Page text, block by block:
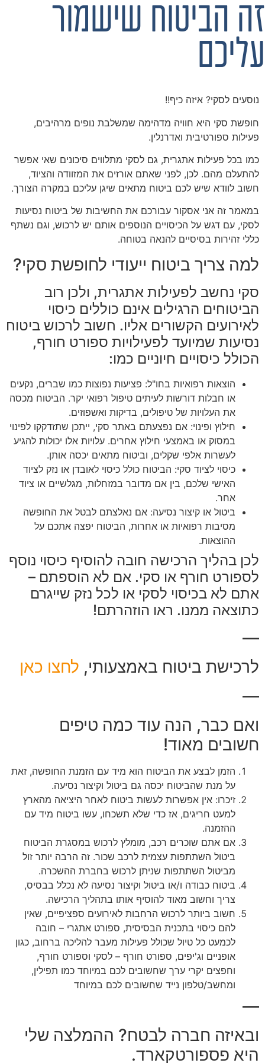
זה הביטוח שישמור
עליכם
נוסעים לסקי? איזה כיף!!
חופשת סקי היא חוויה מדהימה שמשלבת נופים מרהיבים,
פעילות ספורטיבית ואדרנלין.
כמו בכל פעילות אתגרית, גם לסקי מתלווים סיכונים שאי אפשר
להתעלם מהם. לכן, לפני שאתם אורזים את המזוודה והציוד,
חשוב לוודא שיש לכם ביטוח מתאים שיגן עליכם במקרה הצורך.
במאמר זה אני אסקור עבורכם את החשיבות של ביטוח נסיעות
לסקי, עם דגש על הכיסויים הנוספים אותם יש לרכוש, וגם נשתף
כללי זהירות בסיסיים להנאה בטוחה.
למה צריך ביטוח ייעודי לחופשת סקי?
סקי נחשב לפעילות אתגרית, ולכן רוב
הביטוחים הרגילים אינם כוללים כיסוי
לאירועים הקשורים אליו. חשוב לרכוש ביטוח
נסיעות שמיועד לפעילויות ספורט חורף,
הכולל כיסויים חיוניים כמו:
הוצאות רפואיות בחו"ל: פציעות נפוצות כמו שברים, נקעים
או חבלות דורשות לעיתים טיפול רפואי יקר. הביטוח מכסה
את העלויות של טיפולים, בדיקות ואשפוזים.
חילוץ ופינוי: אם נפצעתם באתר סקי, ייתכן שתזדקקו לפינוי
במסוק או באמצעי חילוץ אחרים. עלויות אלו יכולות להגיע
לעשרות אלפי שקלים, וביטוח מתאים יכסה אותן.
כיסוי לציוד סקי: הביטוח כולל כיסוי לאובדן או נזק לציוד
האישי שלכם, בין אם מדובר במזחלות, מגלשיים או ציוד
אחר.
ביטול או קיצור נסיעה: אם נאלצתם לבטל את החופשה
מסיבות רפואיות או אחרות, הביטוח יפצה אתכם על
ההוצאות.
לכן בהליך הרכישה חובה להוסיף כיסוי נוסף
לספורט חורף או סקי. אם לא הוספתם –
אתם לא בכיסוי לסקי או לכל נזק שייגרם
כתוצאה ממנו. ראו הוזהרתם!
—
לרכישת ביטוח באמצעותי, לחצו כאן
—
ואם כבר, הנה עוד כמה טיפים
חשובים מאוד!
הזמן לבצע את הביטוח הוא מיד עם הזמנת החופשה, זאת
על מנת שהביטוח יכסה גם ביטול וקיצור נסיעה.
זיכרו: אין אפשרות לעשות ביטוח לאחר היציאה מהארץ
למעט חריגים, אז כדי שלא תשכחו, עשו ביטוח מיד עם
ההזמנה.
אם אתם שוכרים רכב, מומלץ לרכוש במסגרת הביטוח
ביטול השתתפות עצמית לרכב שכור. זה הרבה יותר זול
מביטול השתתפות שניתן לרכוש בחברת ההשכרה.
ביטוח כבודה ו/או ביטול וקיצור נסיעה לא נכלל בבסיס,
צריך וחשוב מאוד להוסיף אותו בתהליך הרכישה.
חשוב ביותר לרכוש הרחבות לאירועים ספציפיים, שאין
להם כיסוי בתכנית הבסיסית, ספורט אתגרי – חובה
לכמעט כל טיול שכולל פעילות מעבר להליכה ברחוב, כגון
אופניים וג'יפים, ספורט חורף – לסקי וספורט חורף,
וחפצים יקרי ערך שחשובים לכם במיוחד כמו תפילין,
ומחשב/טלפון נייד שחשובים לכם במיוחד
—
ובאיזה חברה לבטח? ההמלצה שלי
היא פספורטקארד.